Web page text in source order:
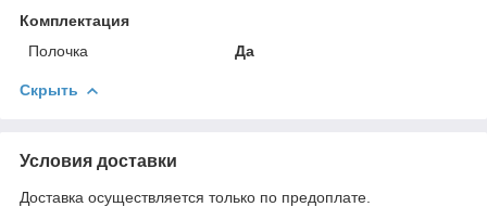
Комплектация
Полочка
Да
Скрыть
Условия доставки
Доставка осуществляется только по предоплате.